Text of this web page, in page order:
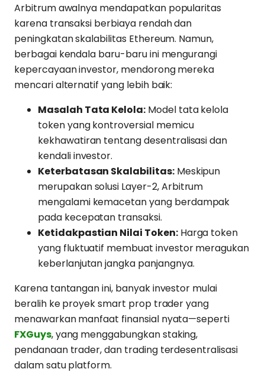
Arbitrum awalnya mendapatkan popularitas
karena transaksi berbiaya rendah dan
peningkatan skalabilitas Ethereum. Namun,
berbagai kendala baru-baru ini mengurangi
kepercayaan investor, mendorong mereka
mencari alternatif yang lebih baik:
Masalah Tata Kelola: Model tata kelola
token yang kontroversial memicu
kekhawatiran tentang desentralisasi dan
kendali investor.
Keterbatasan Skalabilitas:Meskipun
merupakan solusi Layer-2, Arbitrum
mengalami kemacetan yang berdampak
pada kecepatan transaksi.
Ketidakpastian Nilai Token:Harga token
yang fluktuatif membuat investor meragukan
keberlanjutan jangka panjangnya.
Karena tantangan ini, banyak investor mulai
beralih ke proyek smart prop trader yang
menawarkan manfaat finansial nyata—seperti
FXGuys, yang menggabungkan staking,
pendanaan trader, dan trading terdesentralisasi
dalam satu platform.